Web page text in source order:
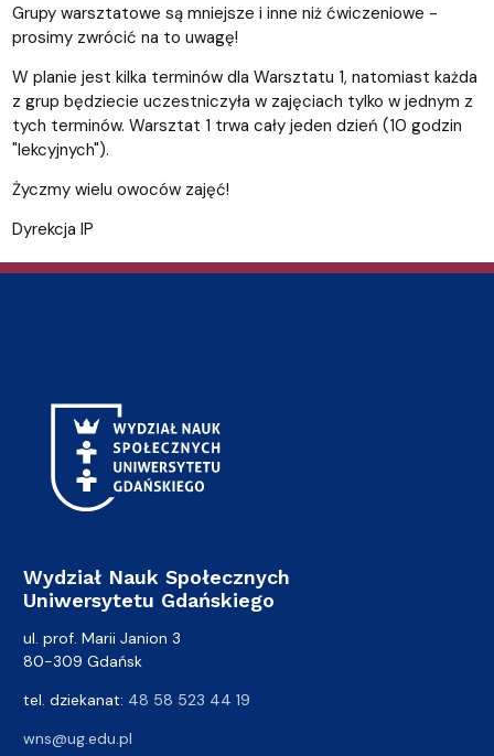
Grupy warsztatowe są mniejsze i inne niż ćwiczeniowe -
prosimy zwrócić na to uwagę!
W planie jest kilka terminów dla Warsztatu 1, natomiast każda
z grup będziecie uczestniczyła w zajęciach tylko w jednym z
tych terminów. Warsztat 1 trwa cały jeden dzień (10 godzin
"lekcyjnych").
Życzmy wielu owoców zajęć!
Dyrekcja IP
Wydział Nauk Społecznych
Uniwersytetu Gdańskiego
ul. prof. Marii Janion 3
80-309 Gdańsk
tel. dziekanat: 48 58 523 44 19
wns@ug.edu.pl